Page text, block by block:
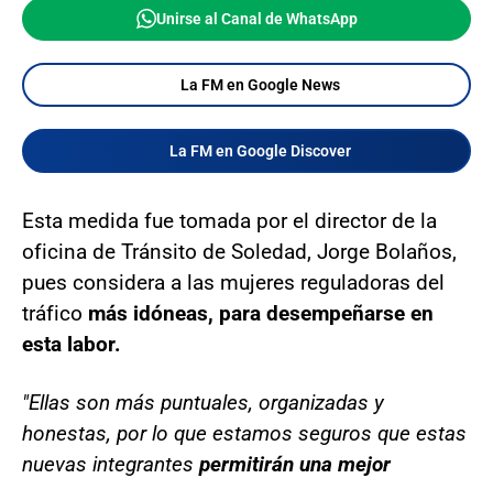
Unirse al Canal de WhatsApp
La FM en Google News
La FM en Google Discover
Esta medida fue tomada por el director de la
oficina de Tránsito de Soledad, Jorge Bolaños,
pues considera a las mujeres reguladoras del
tráfico más idóneas, para desempeñarse en
esta labor.
"Ellas son más puntuales, organizadas y
honestas, por lo que estamos seguros que estas
nuevas integrantes permitirán una mejor